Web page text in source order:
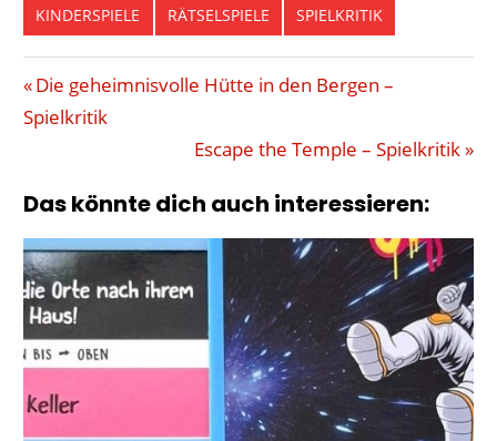
KINDERSPIELE RÄTSELSPIELE SPIELKRITIK
RÄTSEL
Beitragsnavigation
Vorheriger
Beitrag:
Die geheimnisvolle Hütte in den Bergen –
Spielkritik
Nächster
Escape the Temple – Spielkritik
Das könnte dich auch interessieren: